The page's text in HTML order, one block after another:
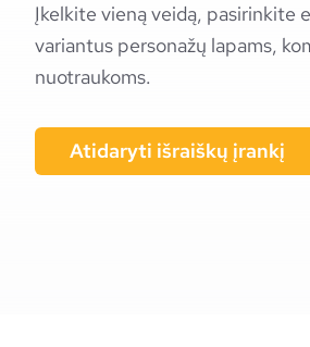
Įkelkite vieną veidą, pasirinkite
variantus personažų lapams,
nuotraukoms.
Atidaryti išraiškų įrankį